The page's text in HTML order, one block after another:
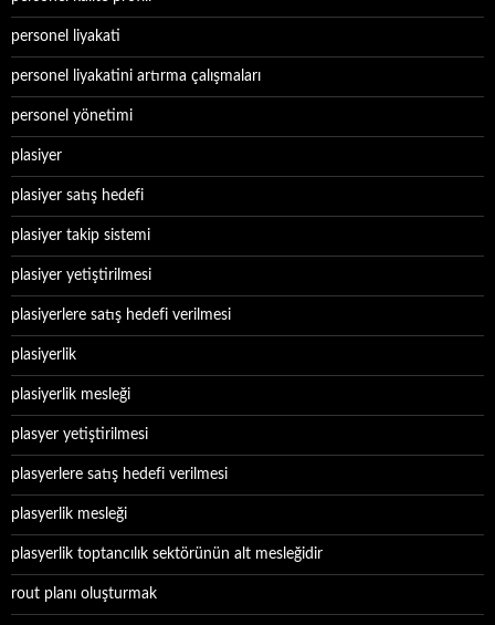
personel liyakati
personel liyakatini artırma çalışmaları
personel yönetimi
plasiyer
plasiyer satış hedefi
plasiyer takip sistemi
plasiyer yetiştirilmesi
plasiyerlere satış hedefi verilmesi
plasiyerlik
plasiyerlik mesleği
plasyer yetiştirilmesi
plasyerlere satış hedefi verilmesi
plasyerlik mesleği
plasyerlik toptancılık sektörünün alt mesleğidir
rout planı oluşturmak